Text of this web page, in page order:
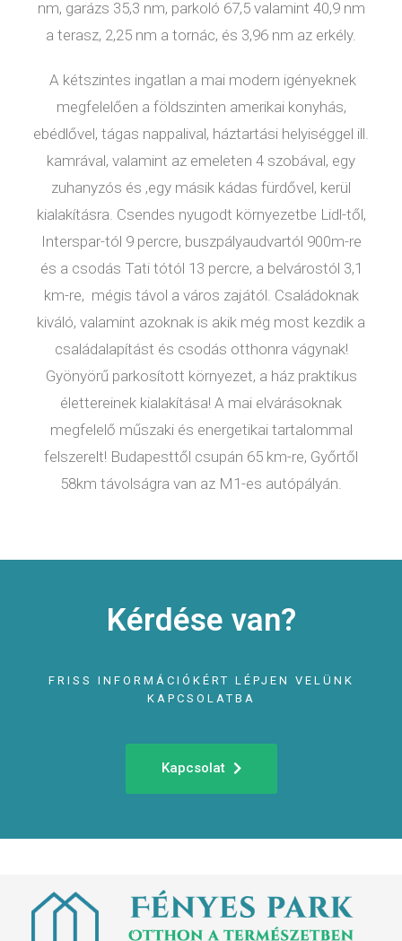
nm, garázs 35,3 nm, parkoló 67,5 valamint 40,9 nm
a terasz, 2,25 nm a tornác, és 3,96 nm az erkély.
A kétszintes ingatlan a mai modern igényeknek
megfelelően a földszinten amerikai konyhás,
ebédlővel, tágas nappalival, háztartási helyiséggel ill.
kamrával, valamint az emeleten 4 szobával, egy
zuhanyzós és ,egy másik kádas fürdővel, kerül
kialakításra. Csendes nyugodt környezetbe Lidl-től,
Interspar-tól 9 percre, buszpályaudvartól 900m-re
és a csodás Tati tótól 13 percre, a belvárostól 3,1
km-re, mégis távol a város zajától. Családoknak
kiváló, valamint azoknak is akik még most kezdik a
családalapítást és csodás otthonra vágynak!
Gyönyörű parkosított környezet, a ház praktikus
élettereinek kialakítása! A mai elvárásoknak
megfelelő műszaki és energetikai tartalommal
felszerelt! Budapesttől csupán 65 km-re, Győrtől
58km távolságra van az M1-es autópályán.
Kérdése van?
FRISS INFORMÁCIÓKÉRT LÉPJEN VELÜNK
KAPCSOLATBA
Kapcsolat